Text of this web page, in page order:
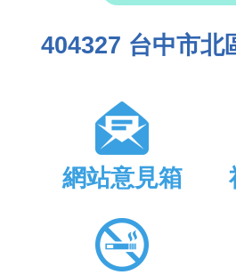
404327 台中市北
網站意見箱